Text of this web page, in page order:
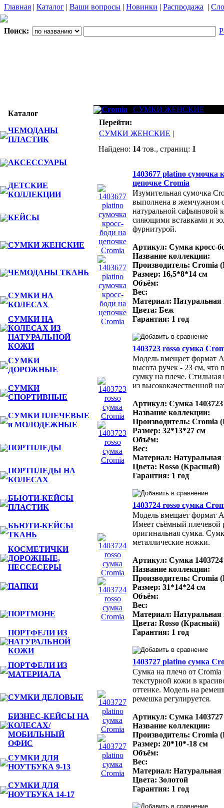
Главная | Каталог | Ваши вопросы | Новинки | Распродажа |
Поиск:
Каталог
ЧЕМОДАНЫ
ПЛАСТИК
АКСЕССУАРЫ
ДЕТСКИЕ
КОЛЛЕКЦИИ
КЕЙСЫ
СУМКИ ЖЕНСКИЕ
ЧЕМОДАНЫ ТКАНЬ
СУМКИ НА
КОЛЕСАХ
СУМКИ НА
КОЛЕСАХ ИЗ
НАТУРАЛЬНОЙ
КОЖИ
СУМКИ
ДОРОЖНЫЕ
СУМКИ
СПОРТИВНЫЕ
СУМКИ ПЛЕЧЕВЫЕ
и МОЛОДЕЖНЫЕ
ПОРТПЛЕДЫ
ПОРТПЛЕДЫ НА
КОЛЕСАХ
БЬЮТИ-КЕЙСЫ
ПЛАСТИК
БЬЮТИ-КЕЙСЫ
ТКАНЬ
КОСМЕТИЧКИ
ДОРОЖНЫЕ,
НЕССЕСЕРЫ
ПАПКИ
ПОРТМОНЕ
ПОРТФЕЛИ ИЗ
НАТУРАЛЬНОЙ
КОЖИ
ПОРТФЕЛИ ИЗ
МАТЕРИАЛА
СУМКИ ДЕЛОВЫЕ
БИЗНЕС-КЕЙСЫ НА
КОЛЕСАХ/
МОБИЛЬНЫЙ
ОФИС
СУМКИ ДЛЯ
НОУТБУКА 9-13
СУМКИ ДЛЯ
НОУТБУКА 14-17
Cromia
СУМКИ ЖЕНСКИЕ
Перейти:
СУМКИ ЖЕНСКИЕ |
Найдено: 14 тов., страниц: 1
1403677 platino сумочка
цепочке Cromia
Изумительная сумочка
выполнена в жемчужном
натуральной сафьяновой
сияющими вставками и
фурнитурой.
Артикул: Сумка кросс-
Название коллекции:
Производитель: Cromia
Размер: 16,5*8*14 см
Объём:
Вес:
Материал: Натуральная
Цвета: Беж
Гарантия: 1 год
1403723 rosso сумка
Модель вмещает формат
высота ручек - 23 см, что
сумку на плече. Стильная
из высококачественной
Артикул: Сумка
Название коллекции:
Производитель: Cromia
Размер: 32*13*27 см
Объём:
Вес:
Материал: Натуральная
Цвета: Rosso (Красный)
Гарантия: 1 год
1403724 rosso сумка
Модель вмещает формат
Имеет съёмный плечевой
оригинальная сумка.
металлические ножки.
Артикул: Сумка
Название коллекции:
Производитель: Cromia
Размер: 31*14*24 см
Объём:
Вес:
Материал: Натуральная
Цвета: Rosso (Красный)
Гарантия: 1 год
1403727 platino сумка
Сумка на плечо от
текстурной кожи в
оттенке. Модель на
ремешка регулируется.
Артикул: Сумка
Название коллекции:
Производитель: Cromia
Размер: 20*10*-18 см
Объём:
Вес:
Материал: Натуральная
Цвета: Золотой
Гарантия: 1 год